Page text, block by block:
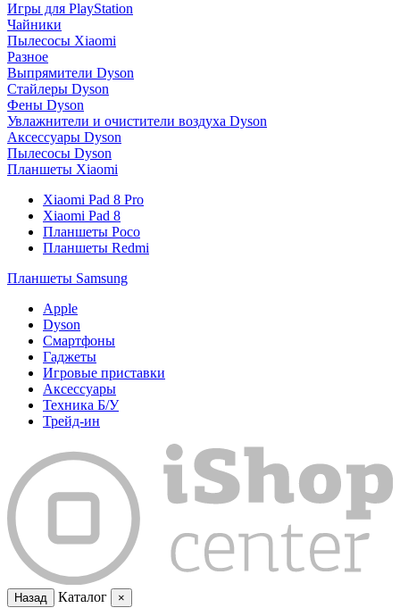
Игры для PlayStation
Чайники
Пылесосы Xiaomi
Разное
Выпрямители Dyson
Стайлеры Dyson
Фены Dyson
Увлажнители и очистители воздуха Dyson
Аксессуары Dyson
Пылесосы Dyson
Планшеты Xiaomi
Xiaomi Pad 8 Pro
Xiaomi Pad 8
Планшеты Poco
Планшеты Redmi
Планшеты Samsung
Apple
Dyson
Смартфоны
Гаджеты
Игровые приставки
Аксессуары
Техника Б/У
Трейд-ин
Назад Каталог ×